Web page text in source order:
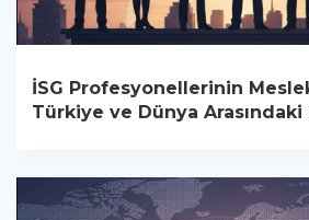
İSG Profesyonellerinin
Türkiye ve Dünya Arasındaki